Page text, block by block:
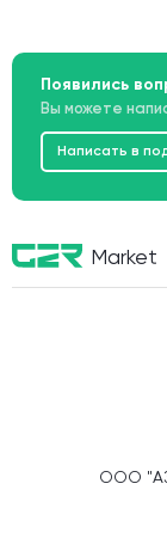
Появились
Вы можете
Написать в
Market
ООО